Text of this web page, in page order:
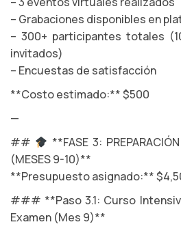
– Grabaciones disponibles en
– 300+ participantes totales
invitados)
– Encuestas de satisfacción
**Costo estimado:** $500
—
##
**FASE 3:
(MESES 9-10)**
**Presupuesto asignado:**
### **Paso 3.1: Curso
Examen (Mes 9)**